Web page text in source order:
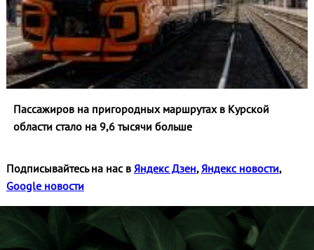
Пассажиров на пригородных маршрутах в Курской
области стало на 9,6 тысячи больше
Подписывайтесь на нас в Яндекс Дзен, Яндекс новости,
Google новости